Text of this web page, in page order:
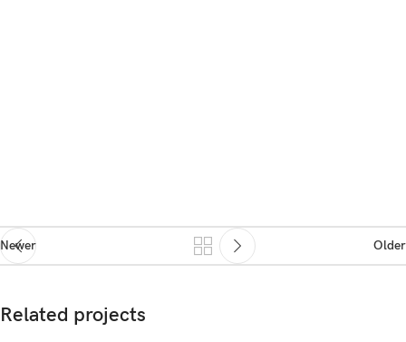
Newer Older
Related projects